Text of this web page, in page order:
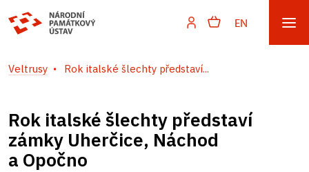
EN
Veltrusy Rok italské šlechty představí...
Rok italské šlechty představí
zámky Uherčice, Náchod
a Opočno